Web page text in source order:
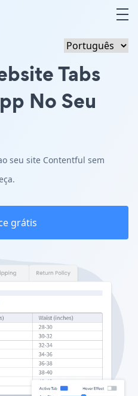
Tabs
No Seu
seu site Contentful sem
grátis